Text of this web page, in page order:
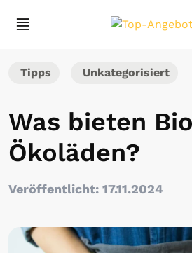
Tipps Unkategorisiert
Was bieten
Ökoläden?
Veröffentlicht: 17.11.2024